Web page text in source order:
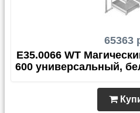
65363
E35.0066 WT
600 универсальный,